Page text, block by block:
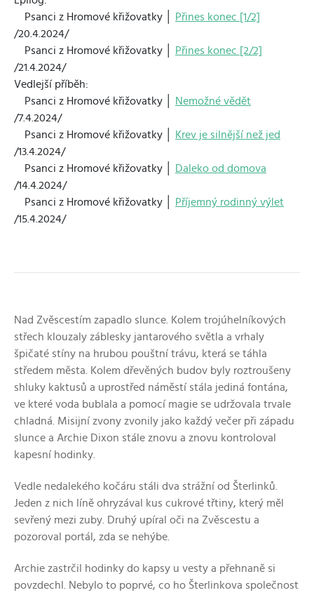
Psanci z Hromové křižovatky │
Přines konec [1/2]
/20.4.2024/
Psanci z Hromové křižovatky │
Přines konec [2/2]
/21.4.2024/
Vedlejší příběh:
Psanci z Hromové křižovatky │
Nemožné vědět
/7.4.2024/
Psanci z Hromové křižovatky │
Krev je silnější než jed
/13.4.2024/
Psanci z Hromové křižovatky │
Daleko od domova
/14.4.2024/
Psanci z Hromové křižovatky │
Příjemný rodinný výlet
/15.4.2024/
Nad Zvěscestím zapadlo slunce. Kolem trojúhelníkových
střech klouzaly záblesky jantarového světla a vrhaly
špičaté stíny na hrubou pouštní trávu, která se táhla
středem města. Kolem dřevěných budov byly roztroušeny
shluky kaktusů a uprostřed náměstí stála jediná fontána,
ve které voda bublala a pomocí magie se udržovala trvale
chladná. Misijní zvony zvonily jako každý večer při západu
slunce a Archie Dixon stále znovu a znovu kontroloval
kapesní hodinky.
Vedle nedalekého kočáru stáli dva strážní od Šterlinků.
Jeden z nich líně ohryzával kus cukrové třtiny, který měl
sevřený mezi zuby. Druhý upíral oči na Zvěscestu a
pozoroval portál, zda se nehýbe.
Archie zastrčil hodinky do kapsy u vesty a přehnaně si
povzdechl. Nebylo to poprvé, co ho Šterlinkova společnost